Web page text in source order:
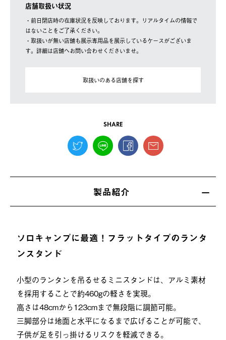
店舗取扱い状況
・前日閉店時の在庫状況を反映しております。リアルタイムの情報で
はないことをご了承ください。
・取扱いが無い店舗も展示専用品を展示しているケースがございま
す。詳細は店舗へお問い合わせくださいませ。
取扱いのある店舗を探す
SHARE
製品紹介
ソロキャンプに最適！フラットタイプのランタ
ンスタンド
小型のランタンを吊るせるミニスタンドは、アルミ素材
を採用することで約460gの軽さを実現。
高さは48cmから123cmまで無段階に調節可能。
三脚部分は地面と水平になるまで広げることが可能で、
子供が足を引っ掛けるリスクを軽減できる。